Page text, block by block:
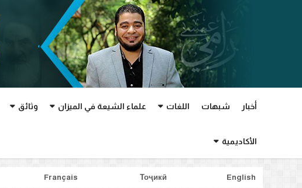
أخبار شبهات اللغات علماء الشيعة في الميزان وثائق
الأكاديمية
English
Тоҷикӣ
Français